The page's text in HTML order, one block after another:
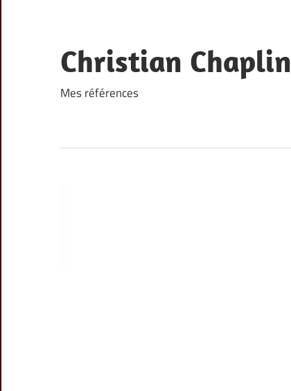
content
Christian Chaplin
Mes références